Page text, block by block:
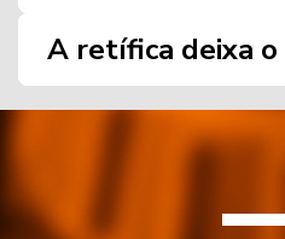
A retífica deixa